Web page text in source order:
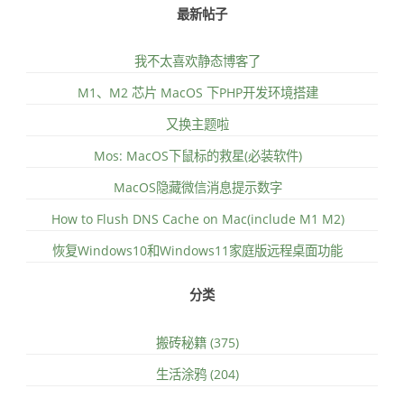
最新帖子
我不太喜欢静态博客了
M1、M2 芯片 MacOS 下PHP开发环境搭建
又换主题啦
Mos: MacOS下鼠标的救星(必装软件)
MacOS隐藏微信消息提示数字
How to Flush DNS Cache on Mac(include M1 M2)
恢复Windows10和Windows11家庭版远程桌面功能
分类
搬砖秘籍 (375)
生活涂鸦 (204)